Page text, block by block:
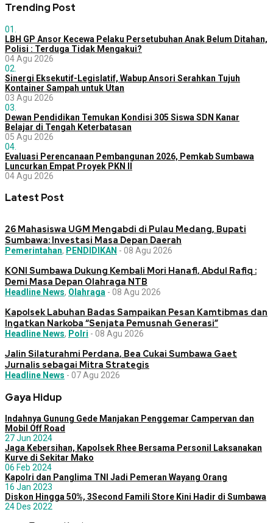
Trending Post
01.
LBH GP Ansor Kecewa Pelaku Persetubuhan Anak Belum Ditahan,
Polisi : Terduga Tidak Mengakui?
04 Agu 2026
02.
Sinergi Eksekutif-Legislatif, Wabup Ansori Serahkan Tujuh
Kontainer Sampah untuk Utan
03 Agu 2026
03.
Dewan Pendidikan Temukan Kondisi 305 Siswa SDN Kanar
Belajar di Tengah Keterbatasan
05 Agu 2026
04.
Evaluasi Perencanaan Pembangunan 2026, Pemkab Sumbawa
Luncurkan Empat Proyek PKN II
04 Agu 2026
Latest Post
26 Mahasiswa UGM Mengabdi di Pulau Medang, Bupati
Sumbawa: Investasi Masa Depan Daerah
Pemerintahan, PENDIDIKAN - 08 Agu 2026
KONI Sumbawa Dukung Kembali Mori Hanafi, Abdul Rafiq :
Demi Masa Depan Olahraga NTB
Headline News, Olahraga - 08 Agu 2026
Kapolsek Labuhan Badas Sampaikan Pesan Kamtibmas dan
Ingatkan Narkoba “Senjata Pemusnah Generasi”
Headline News, Polri - 08 Agu 2026
Jalin Silaturahmi Perdana, Bea Cukai Sumbawa Gaet
Jurnalis sebagai Mitra Strategis
Headline News - 07 Agu 2026
Gaya Hidup
Indahnya Gunung Gede Manjakan Penggemar Campervan dan
Mobil Off Road
27 Jun 2024
Jaga Kebersihan, Kapolsek Rhee Bersama Personil Laksanakan
Kurve di Sekitar Mako
06 Feb 2024
Kapolri dan Panglima TNI Jadi Pemeran Wayang Orang
16 Jan 2023
Diskon Hingga 50%, 3Second Famili Store Kini Hadir di Sumbawa
24 Des 2022